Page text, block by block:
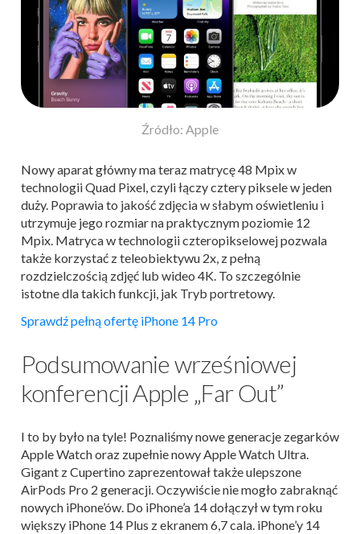
Źródło: Apple
Nowy aparat główny ma teraz matrycę 48 Mpix w
technologii Quad Pixel, czyli łączy cztery piksele w jeden
duży. Poprawia to jakość zdjęcia w słabym oświetleniu i
utrzymuje jego rozmiar na praktycznym poziomie 12
Mpix. Matryca w technologii czteropikselowej pozwala
także korzystać z teleobiektywu 2x, z pełną
rozdzielczością zdjęć lub wideo 4K. To szczególnie
istotne dla takich funkcji, jak Tryb portretowy.
Sprawdź pełną ofertę iPhone 14 Pro
Podsumowanie wrześniowej
konferencji Apple „Far Out”
I to by było na tyle! Poznaliśmy nowe generacje zegarków
Apple Watch oraz zupełnie nowy Apple Watch Ultra.
Gigant z Cupertino zaprezentował także ulepszone
AirPods Pro 2 generacji. Oczywiście nie mogło zabraknąć
nowych iPhone’ów. Do iPhone’a 14 dołączył w tym roku
większy iPhone 14 Plus z ekranem 6,7 cala. iPhone’y 14